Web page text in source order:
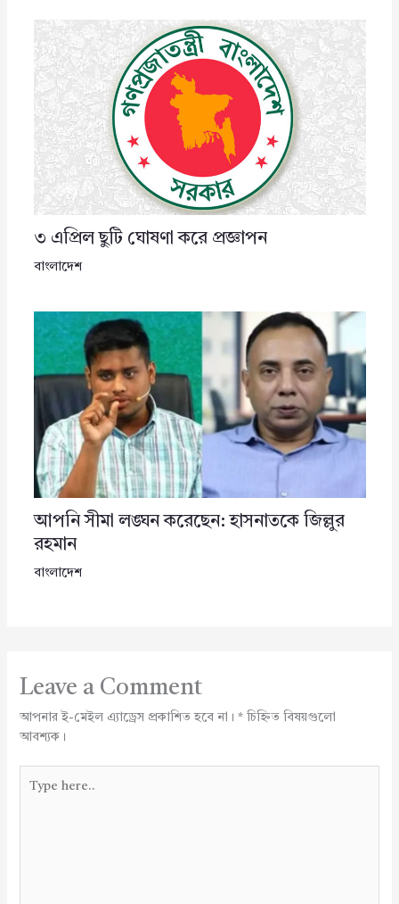
৩ এপ্রিল ছুটি ঘোষণা করে প্রজ্ঞাপন
বাংলাদেশ
আপনি সীমা লঙ্ঘন করেছেন: হাসনাতকে জিল্লুর
রহমান
বাংলাদেশ
Leave a Comment
আপনার ই-মেইল এ্যাড্রেস প্রকাশিত হবে না। *চিহ্নিত বিষয়গুলো
আবশ্যক।
here..